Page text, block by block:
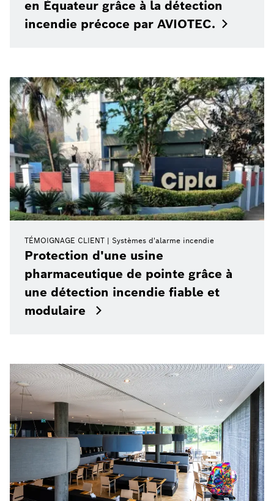
en Équateur grâce à la détection
incendie précoce par AVIOTEC.
TÉMOIGNAGE CLIENT Systèmes d'alarme incendie
Protection d'une usine
pharmaceutique de pointe grâce à
une détection incendie fiable et
modulaire